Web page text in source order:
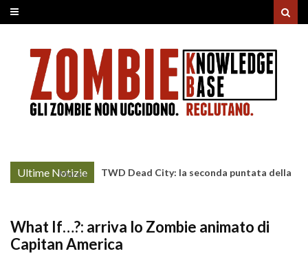
Ultime Notizie
More »
TWD Dead City: la seconda puntata della
What If…?: arriva lo Zombie animato di
Capitan America